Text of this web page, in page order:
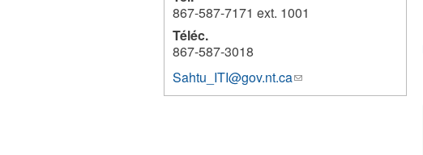
867-587-7171 ext. 1001
Téléc.
867-587-3018
Sahtu_ITI@gov.nt.ca(link
sends
1235